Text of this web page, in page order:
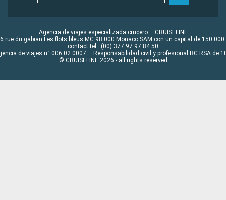
Agencia de viajes especializada crucero – CRUISELINE
rue du gabian Les flots bleus MC 98 000 Monaco SAM con un capital de 150 000
contact tel : (00) 377 97 97 84 50
de viajes n° 006 02 0007 – Responsabilidad civil y profesional RC RSA de
© CRUISELINE 2026 - all rights reserved